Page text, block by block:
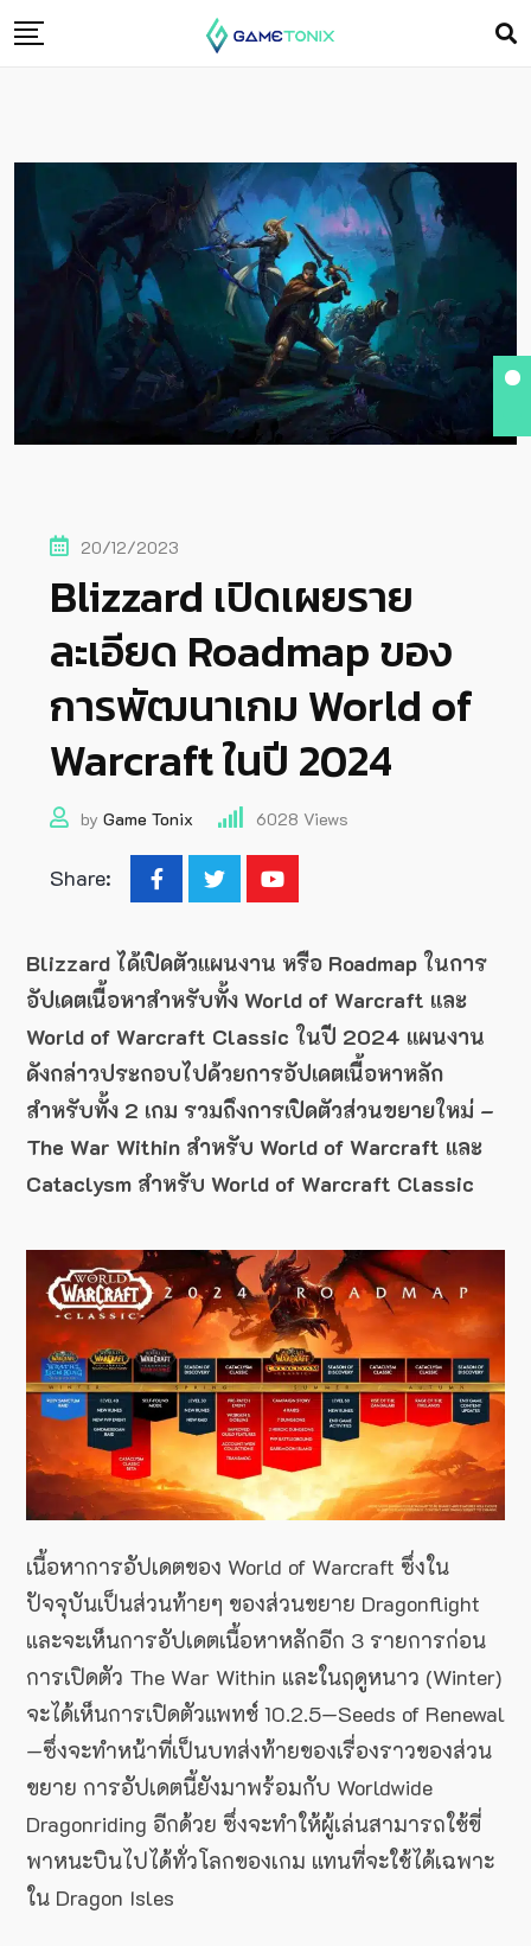
20/12/2023
Blizzard เปิดเผยราย
ละเอียด Roadmap ของ
การพัฒนาเกม World of
Warcraft ในปี 2024
by Game Tonix 6028 Views
Share:
Blizzard ได้เปิดตัวแผนงาน หรือ Roadmap ในการ
อัปเดตเนื้อหาสำหรับทั้ง World of Warcraft และ
World of Warcraft Classic ในปี 2024 แผนงาน
ดังกล่าวประกอบไปด้วยการอัปเดตเนื้อหาหลัก
สำหรับทั้ง 2 เกม รวมถึงการเปิดตัวส่วนขยายใหม่ –
The War Within สำหรับ World of Warcraft และ
Cataclysm สำหรับ World of Warcraft Classic
เนื้อหาการอัปเดตของ World of Warcraft ซึ่งใน
ปัจจุบันเป็นส่วนท้ายๆ ของส่วนขยาย Dragonflight
และจะเห็นการอัปเดตเนื้อหาหลักอีก 3 รายการก่อน
การเปิดตัว The War Within และในฤดูหนาว (Winter)
จะได้เห็นการเปิดตัวแพทช์ 10.2.5—Seeds of Renewal
—ซึ่งจะทำหน้าที่เป็นบทส่งท้ายของเรื่องราวของส่วน
ขยาย การอัปเดตนี้ยังมาพร้อมกับ Worldwide
Dragonriding อีกด้วย ซึ่งจะทำให้ผู้เล่นสามารถใช้ขี่
พาหนะบินไปได้ทั่วโลกของเกม แทนที่จะใช้ได้เฉพาะ
ใน Dragon Isles